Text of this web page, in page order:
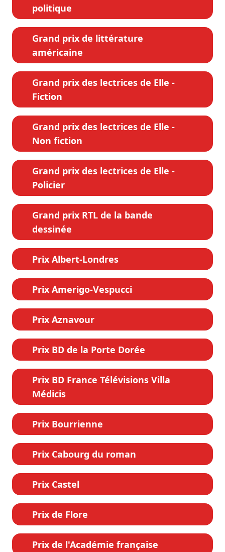
politique
Grand prix de littérature
américaine
Grand prix des lectrices de Elle -
Fiction
Grand prix des lectrices de Elle -
Non fiction
Grand prix des lectrices de Elle -
Policier
Grand prix RTL de la bande
dessinée
Prix Albert-Londres
Prix Amerigo-Vespucci
Prix Aznavour
Prix BD de la Porte Dorée
Prix BD France Télévisions Villa
Médicis
Prix Bourrienne
Prix Cabourg du roman
Prix Castel
Prix de Flore
Prix de l'Académie française